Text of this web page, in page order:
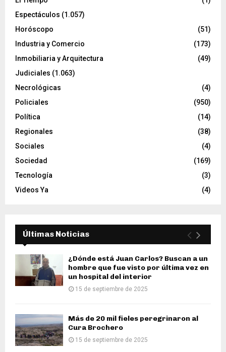
Espectáculos (1.057)
Horóscopo
(51)
Industria y Comercio
(173)
Inmobiliaria y Arquitectura
(49)
Judiciales (1.063)
Necrológicas
(4)
Policiales
(950)
Política
(14)
Regionales
(38)
Sociales
(4)
Sociedad
(169)
Tecnología
(3)
Videos Ya
(4)
Últimas Noticias
¿Dónde está Juan Carlos? Buscan a un
hombre que fue visto por última vez en
un hospital del interior
15 de septiembre de 2025
Más de 20 mil fieles peregrinaron al
Cura Brochero
15 de septiembre de 2025